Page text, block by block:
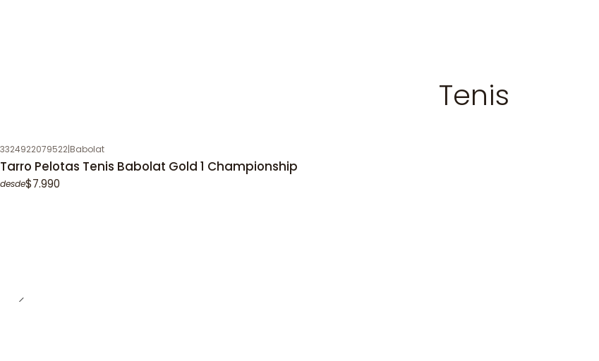
Tenis
3324922079522|Babolat
Tarro Pelotas Tenis Babolat Gold 1 Championship
desde$7.990